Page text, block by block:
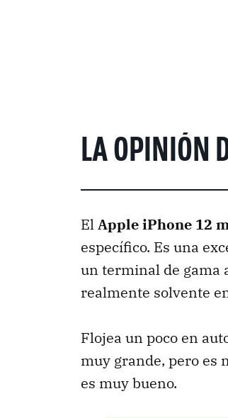
LA OPINIÓN
ElApple iPhone 12
específico. Es una
un terminal de gama
realmente solvente
Flojea un poco en
muy grande, pero es
es muy bueno.